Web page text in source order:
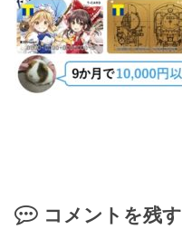
コメントを残す